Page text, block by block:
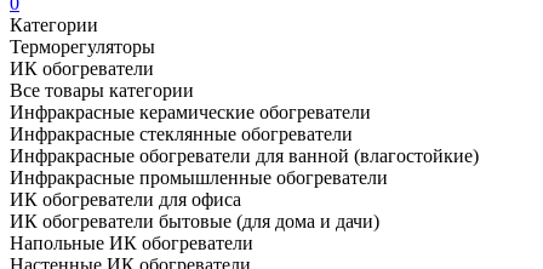
Категории
Терморегуляторы
ИК обогреватели
Все товары категории
Инфракрасные керамические обогреватели
Инфракрасные стеклянные обогреватели
Инфракрасные обогреватели для ванной (влагостойкие)
Инфракрасные промышленные обогреватели
ИК обогреватели для офиса
ИК обогреватели бытовые (для дома и дачи)
Напольные ИК обогреватели
Настенные ИК обогреватели